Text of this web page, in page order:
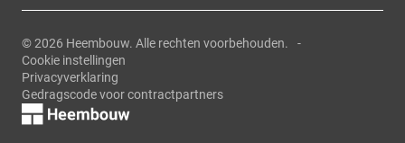
© 2026 Heembouw. Alle rechten voorbehouden.
Cookie instellingen
Privacyverklaring
Gedragscode voor contractpartners